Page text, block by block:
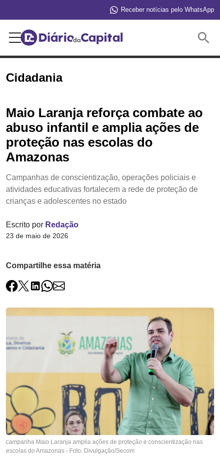
Receber notícias pelo WhatsApp
Cidadania
Maio Laranja reforça combate ao
abuso infantil e amplia ações de
proteção nas escolas do
Amazonas
Campanhas de conscientização, operações policiais e
atividades educativas fortalecem a rede de proteção de
crianças e adolescentes no estado
Escrito por Redação
23 de maio de 2026
Compartilhe essa matéria
campanha Maio Laranja amplia ações de proteção e conscientização nas
escolas do Amazonas - Foto: Divulgação/Secom